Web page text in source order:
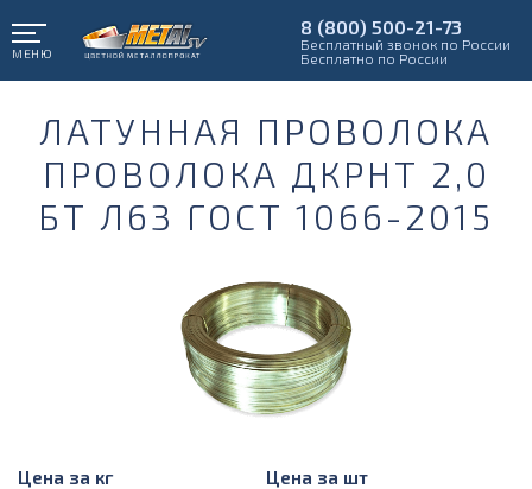
МЕНЮ
8 (800) 500-21-73
Бесплатный звонок по России
Бесплатно по России
ЛАТУННАЯ ПРОВОЛОКА
ПРОВОЛОКА ДКРНТ 2,0
БТ Л63 ГОСТ 1066-2015
Цена за кг Цена за шт